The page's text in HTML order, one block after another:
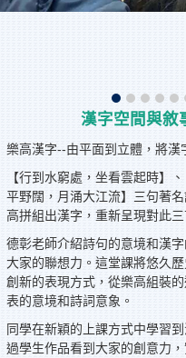
漢字空間與敘
樂高漢字--由平面到立體，將漢
【行到水窮處，坐看雲起時】
平野闊，月涌大江流】三句著
高拼組出漢字，重新呈現對此三
德彰老師介紹詩句的意境和漢
大家的聯想力。這堂課將悠久
創新的表現方式，從樂高組裝
表的意境和詩詞意象。
同學在新穎的上課方式中學習
過學生作品看到大家的創意力